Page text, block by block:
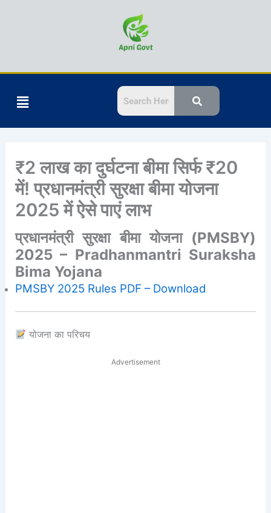
Menu
₹2 लाख का दुर्घटना बीमा सिर्फ ₹20
में! प्रधानमंत्री सुरक्षा बीमा योजना
2025 में ऐसे पाएं लाभ
प्रधानमंत्री सुरक्षा बीमा योजना (PMSBY)
2025 – Pradhanmantri Suraksha
Bima Yojana
PMSBY 2025 Rules PDF – Download
योजना का परिचय
Advertisement